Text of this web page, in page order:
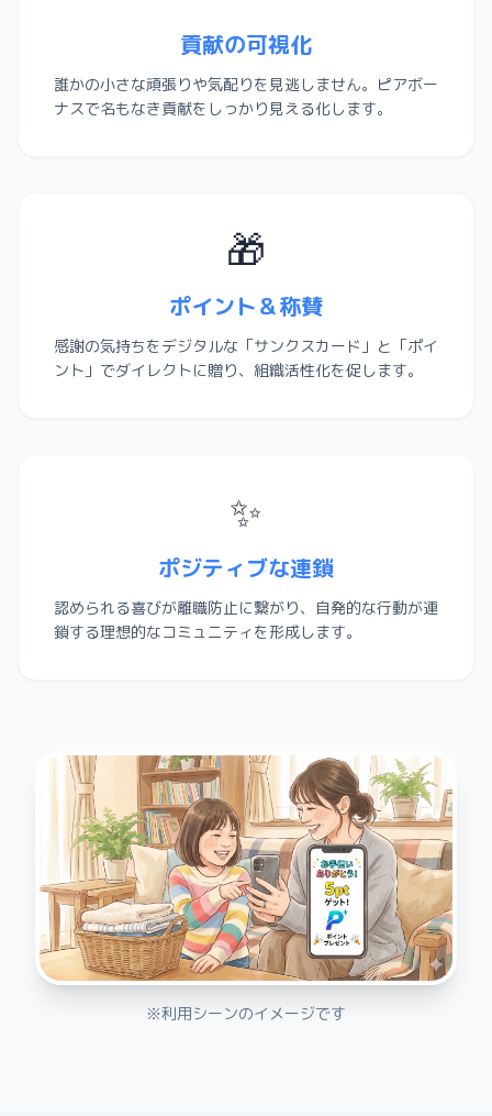
貢献の可視化
誰かの小さな頑張りや気配りを見逃しません。ピアボー
ナスで名もなき貢献をしっかり見える化します。
🎁
ポイント＆称賛
感謝の気持ちをデジタルな「サンクスカード」と「ポイ
ント」でダイレクトに贈り、組織活性化を促します。
✨
ポジティブな連鎖
認められる喜びが離職防止に繋がり、自発的な行動が連
鎖する理想的なコミュニティを形成します。
※利用シーンのイメージです